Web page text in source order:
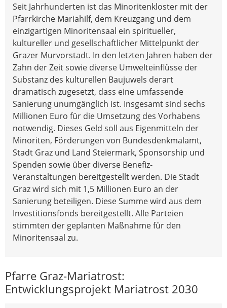
Seit Jahrhunderten ist das Minoritenkloster mit der
Pfarrkirche Mariahilf, dem Kreuzgang und dem
einzigartigen Minoritensaal ein spiritueller,
kultureller und gesellschaftlicher Mittelpunkt der
Grazer Murvorstadt. In den letzten Jahren haben der
Zahn der Zeit sowie diverse Umwelteinflüsse der
Substanz des kulturellen Baujuwels derart
dramatisch zugesetzt, dass eine umfassende
Sanierung unumgänglich ist. Insgesamt sind sechs
Millionen Euro für die Umsetzung des Vorhabens
notwendig. Dieses Geld soll aus Eigenmitteln der
Minoriten, Förderungen von Bundesdenkmalamt,
Stadt Graz und Land Steiermark, Sponsorship und
Spenden sowie über diverse Benefiz-
Veranstaltungen bereitgestellt werden. Die Stadt
Graz wird sich mit 1,5 Millionen Euro an der
Sanierung beteiligen. Diese Summe wird aus dem
Investitionsfonds bereitgestellt. Alle Parteien
stimmten der geplanten Maßnahme für den
Minoritensaal zu.
Pfarre Graz-Mariatrost:
Entwicklungsprojekt Mariatrost 2030